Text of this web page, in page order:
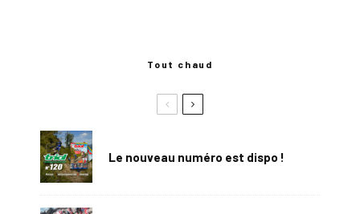
Tout chaud
Le nouveau numéro est dispo !